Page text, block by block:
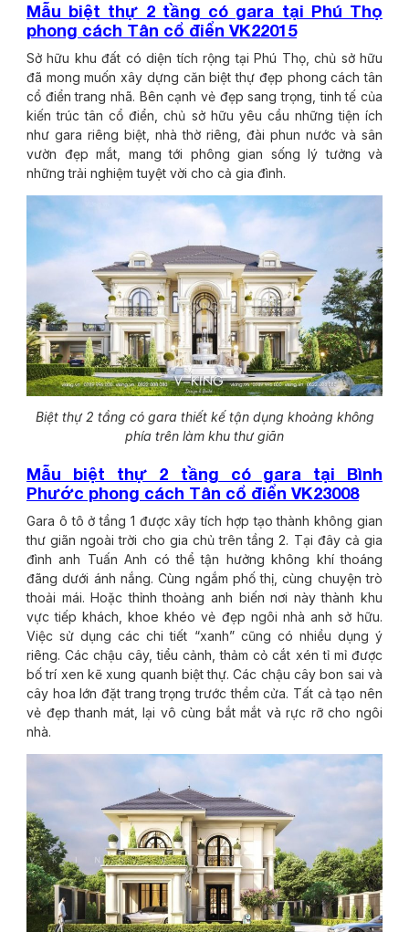
Mẫu biệt thự 2 tầng có gara tại Phú Thọ
phong cách Tân cổ điển VK22015
Sở hữu khu đất có diện tích rộng tại Phú Thọ, chủ sở hữu
đã mong muốn xây dựng căn biệt thự đẹp phong cách tân
cổ điển trang nhã. Bên cạnh vẻ đẹp sang trọng, tinh tế của
kiến trúc tân cổ điển, chủ sở hữu yêu cầu những tiện ích
như gara riêng biệt, nhà thờ riêng, đài phun nước và sân
vườn đẹp mắt, mang tới phông gian sống lý tưởng và
những trải nghiệm tuyệt vời cho cả gia đình.
Biệt thự 2 tầng có gara thiết kế tận dụng khoảng không
phía trên làm khu thư giãn
Mẫu biệt thự 2 tầng có gara tại Bình
Phước phong cách Tân cổ điển VK23008
Gara ô tô ở tầng 1 được xây tích hợp tạo thành không gian
thư giãn ngoài trời cho gia chủ trên tầng 2. Tại đây cả gia
đình anh Tuấn Anh có thể tận hưởng không khí thoáng
đãng dưới ánh nắng. Cùng ngắm phố thị, cùng chuyện trò
thoải mái. Hoặc thỉnh thoảng anh biến nơi này thành khu
vực tiếp khách, khoe khéo vẻ đẹp ngôi nhà anh sở hữu.
Việc sử dụng các chi tiết “xanh” cũng có nhiều dụng ý
riêng. Các chậu cây, tiểu cảnh, thảm cỏ cắt xén tỉ mỉ được
bố trí xen kẽ xung quanh biệt thự. Các chậu cây bon sai và
cây hoa lớn đặt trang trọng trước thềm cửa. Tất cả tạo nên
vẻ đẹp thanh mát, lại vô cùng bắt mắt và rực rỡ cho ngôi
nhà.